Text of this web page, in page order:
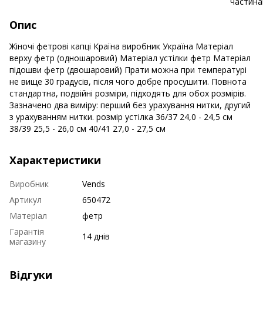
Опис
Жіночі фетрові капці Країна виробник Україна Матеріал
верху фетр (одношаровий) Матеріал устілки фетр Матеріал
підошви фетр (двошаровий) Прати можна при температурі
не вище 30 градусів, після чого добре просушити. Повнота
стандартна, подвійні розміри, підходять для обох розмірів.
Зазначено два виміру: перший без урахування нитки, другий
з урахуванням нитки. розмір устілка 36/37 24,0 - 24,5 см
38/39 25,5 - 26,0 см 40/41 27,0 - 27,5 см
Характеристики
Виробник
Vends
Артикул
650472
Матеріал
фетр
Гарантія
магазину
14 днів
Відгуки